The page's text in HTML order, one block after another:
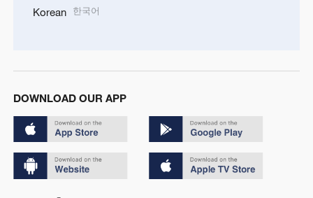
Korean 한국어
DOWNLOAD OUR APP